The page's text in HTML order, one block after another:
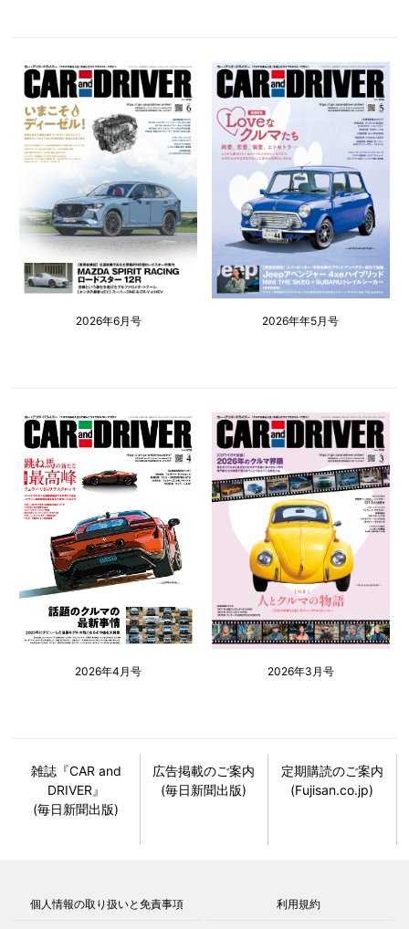
2026年6月号 2026年年5月号
2026年4月号 2026年3月号
雑誌『CAR and
DRIVER』
(毎日新聞出版)
広告掲載のご案内
(毎日新聞出版)
定期購読のご案内
(Fujisan.co.jp)
個人情報の取り扱いと免責事項 利用規約